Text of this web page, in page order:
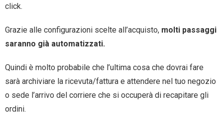
click.
Grazie alle configurazioni scelte all’acquisto, molti passaggi
saranno già automatizzati.
Quindi è molto probabile che l’ultima cosa che dovrai fare
sarà archiviare la ricevuta/fattura e attendere nel tuo negozio
o sede l’arrivo del corriere che si occuperà di recapitare gli
ordini.